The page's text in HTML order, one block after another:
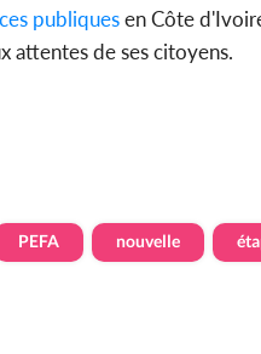
publiquesen Côte
attentes de ses citoyens.
PEFA nouvelle